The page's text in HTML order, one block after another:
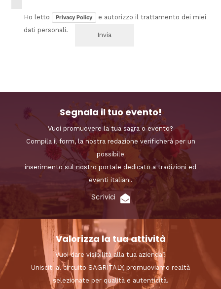
Ho letto Privacy Policy
e autorizzo il trattamento dei miei
dati personali.
Segnala il tuo evento!
Vuoi promuovere la tua sagra o evento?
Compila il form, la nostra redazione verificherà per un
possibile
inserimento sul nostro portale dedicato a tradizioni ed
eventi italiani.
Scrivici
Valorizza la tua attività
Vuoi dare visibilità alla tua azienda?
Unisciti al circuito SAGRITALY, promuoviamo realtà
selezionate per qualità e autenticità.